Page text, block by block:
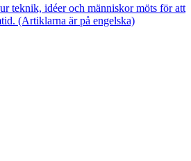
teknik, idéer och människor möts för att
(Artiklarna är på engelska)